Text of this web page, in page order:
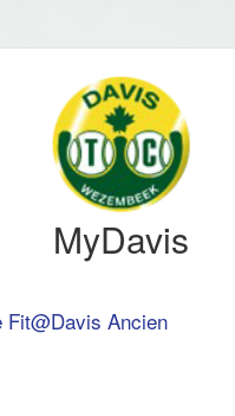
MyDavis
Ancien